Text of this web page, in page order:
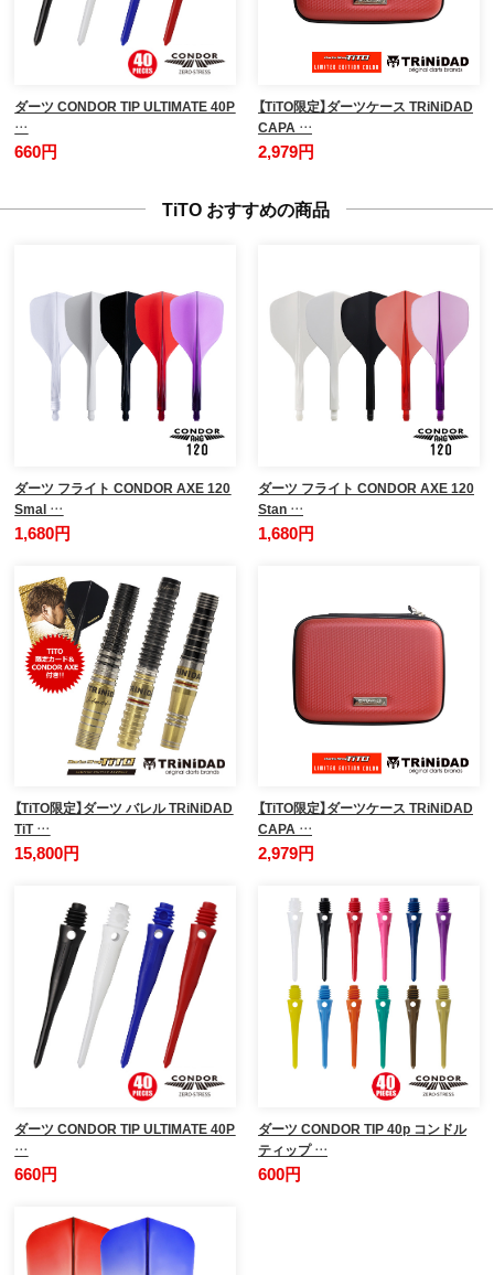
ダーツ CONDOR TIP ULTIMATE 40P
…
660円
【TiTO限定】ダーツケース TRiNiDAD
CAPA …
2,979円
TiTO おすすめの商品
ダーツ フライト CONDOR AXE 120
Smal …
1,680円
ダーツ フライト CONDOR AXE 120
Stan …
1,680円
【TiTO限定】ダーツ バレル TRiNiDAD
TiT …
15,800円
【TiTO限定】ダーツケース TRiNiDAD
CAPA …
2,979円
ダーツ CONDOR TIP ULTIMATE 40P
…
660円
ダーツ CONDOR TIP 40p コンドル
ティップ …
600円